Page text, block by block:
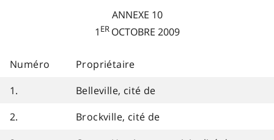
ANNEXE 10
1 ER OCTOBRE 2009
Numéro
Propriétaire
1.
Belleville, cité de
2.
Brockville, cité de